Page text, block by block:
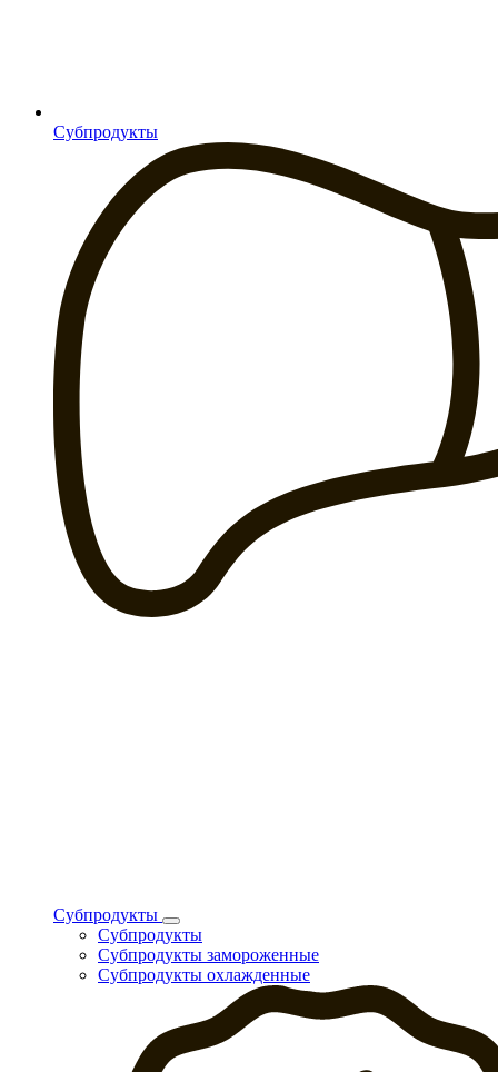
Субпродукты
Субпродукты
Субпродукты
Субпродукты замороженные
Субпродукты охлажденные